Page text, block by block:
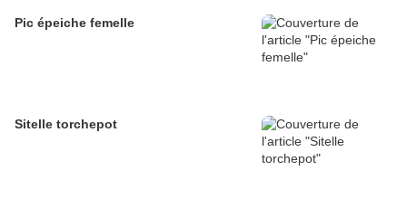
Pic épeiche femelle
Sitelle torchepot